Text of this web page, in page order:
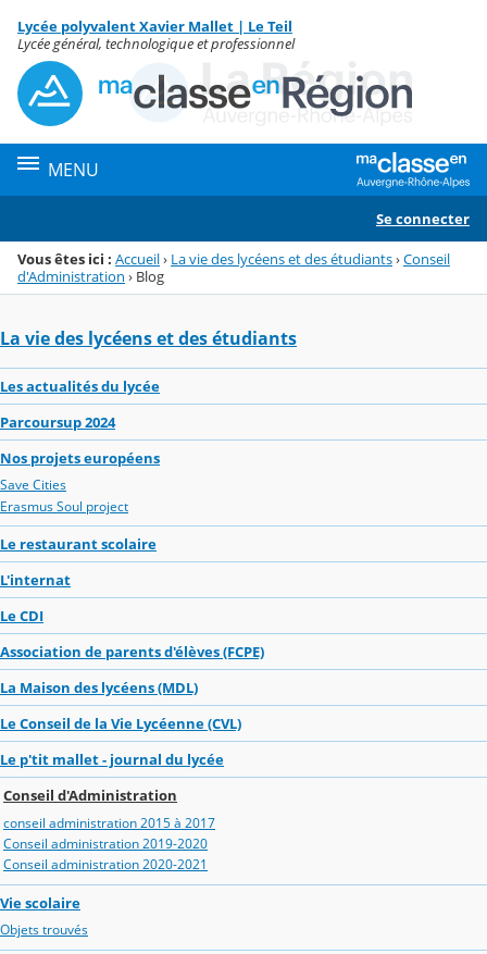
Menu de la rubrique
Contenu
Lycée polyvalent Xavier Mallet | Le Teil
Lycée général, technologique et professionnel
MENU
Se connecter
Vous êtes ici : Accueil› La vie des lycéens et des étudiants›Conseil
d'Administration › Blog
La vie des lycéens et des étudiants
Les actualités du lycée
Parcoursup 2024
Nos projets européens
Save Cities
Erasmus Soul project
Le restaurant scolaire
L'internat
Le CDI
Association de parents d'élèves (FCPE)
La Maison des lycéens (MDL)
Le Conseil de la Vie Lycéenne (CVL)
Le p'tit mallet - journal du lycée
Conseil d'Administration
conseil administration 2015 à 2017
Conseil administration 2019-2020
Conseil administration 2020-2021
Vie scolaire
Objets trouvés